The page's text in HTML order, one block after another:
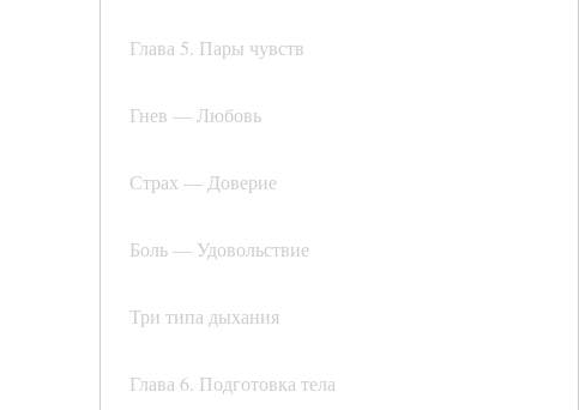
Глава 5. Пары чувств
Гнев — Любовь
Страх — Доверие
Боль — Удовольствие
Три типа дыхания
Глава 6. Подготовка тела